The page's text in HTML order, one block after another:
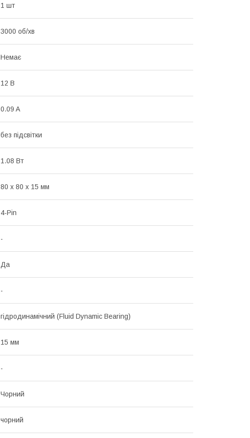
1 шт
3000 об/хв
Немає
12 В
0.09 A
без підсвітки
1.08 Вт
80 х 80 х 15 мм
4-Pin
-
Да
-
гідродинамічний (Fluid Dynamic Bearing)
15 мм
-
Чорний
чорний